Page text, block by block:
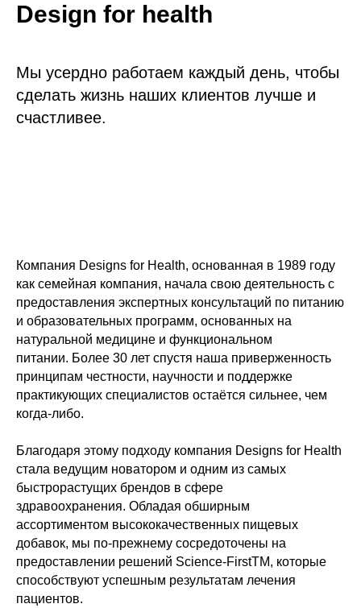
Design for health
Мы усердно работаем каждый день, чтобы
сделать жизнь наших клиентов лучше и
счастливее.
Компания Designs for Health, основанная в 1989 году
как семейная компания, начала свою деятельность с
предоставления экспертных консультаций по питанию
и образовательных программ, основанных на
натуральной медицине и функциональном
питании. Более 30 лет спустя наша приверженность
принципам честности, научности и поддержке
практикующих специалистов остаётся сильнее, чем
когда-либо.
Благодаря этому подходу компания Designs for Health
стала ведущим новатором и одним из самых
быстрорастущих брендов в сфере
здравоохранения. Обладая обширным
ассортиментом высококачественных пищевых
добавок, мы по-прежнему сосредоточены на
предоставлении решений Science-FirstTM, которые
способствуют успешным результатам лечения
пациентов.